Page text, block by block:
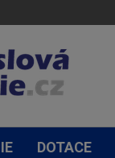
DOTACE